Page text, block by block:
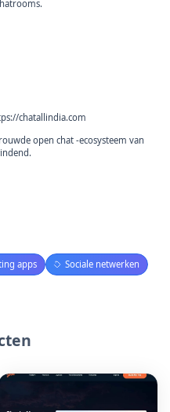
chatallindia.com
open chat -ecosysteem van
apps
Sociale netwerken